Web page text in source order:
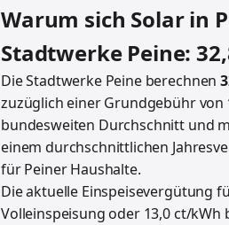
Warum sich Solar in
Stadtwerke Peine:
Die Stadtwerke Peine berechnen
zuzüglich einer Grundgebühr von
bundesweiten Durchschnitt und
einem durchschnittlichen
für Peiner Haushalte.
Die aktuelle Einspeisevergütung
Volleinspeisung oder 13,0 ct/